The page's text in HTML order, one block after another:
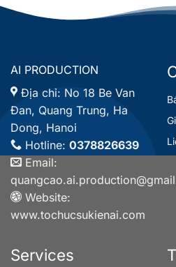
AI PRODUCTION
Địa chỉ: No 18 Be Van
Đan, Quang Trung, Ha
Dong, Hanoi
Hotline: 0378826639
Email:
Website:
www.tochucsukienai.com
Services